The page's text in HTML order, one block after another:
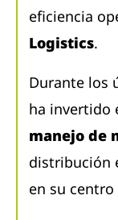
eficiencia
Logistics.
Durante los
ha invertido
manejo de
distribución
en su